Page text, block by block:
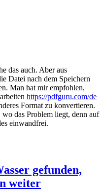
das auch. Aber aus
Datei nach dem Speichern
Man hat mir empfohlen,
https://pdfguru.com/de
Format zu konvertieren.
das Problem liegt, denn auf
einwandfrei.
gefunden,
weiter